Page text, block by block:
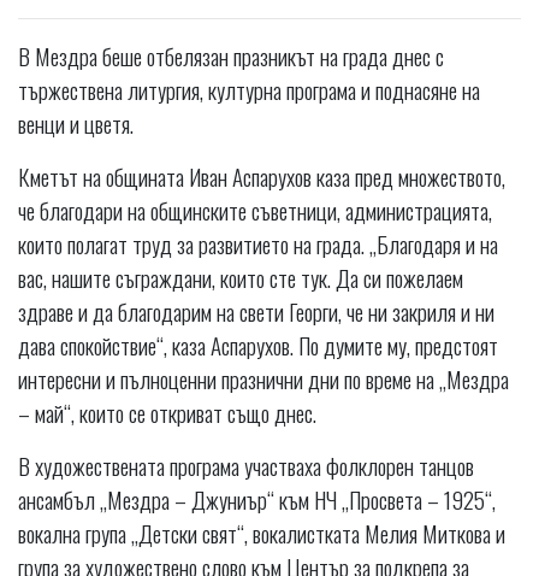
В Мездра беше отбелязан празникът на града днес с
тържествена литургия, културна програма и поднасяне на
венци и цветя.
Кметът на общината Иван Аспарухов каза пред множеството,
че благодари на общинските съветници, администрацията,
които полагат труд за развитието на града. „Благодаря и на
вас, нашите съграждани, които сте тук. Да си пожелаем
здраве и да благодарим на свети Георги, че ни закриля и ни
дава спокойствие“, каза Аспарухов. По думите му, предстоят
интересни и пълноценни празнични дни по време на „Мездра
– май“, които се откриват също днес.
В художествената програма участваха фолклорен танцов
ансамбъл „Мездра – Джуниър“ към НЧ „Просвета – 1925“,
вокална група „Детски свят“, вокалистката Мелия Миткова и
група за художествено слово към Център за подкрепа за